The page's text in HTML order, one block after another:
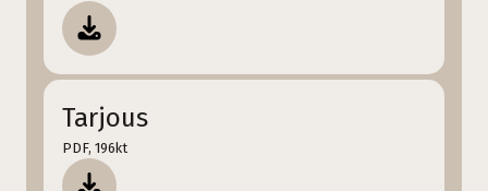
Tarjous
PDF, 196kt